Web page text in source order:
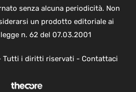
senza alcuna periodicità. Non
un prodotto editoriale ai
n. 62 del 07.03.2001
Tutti i diritti riservati - Contattaci